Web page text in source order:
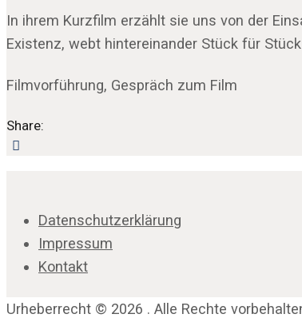
In ihrem Kurzfilm erzählt sie uns von der
Existenz, webt hintereinander Stück für
Filmvorführung, Gespräch zum Film
Share:
Datenschutzerklärung
Impressum
Kontakt
Urheberrecht © 2026 . Alle Rechte